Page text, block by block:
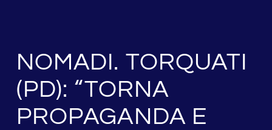
NOMADI. TORQUATI
(PD): “TORNA
PROPAGANDA E